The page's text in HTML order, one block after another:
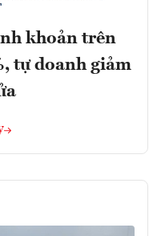
khoản trên
tự doanh giảm